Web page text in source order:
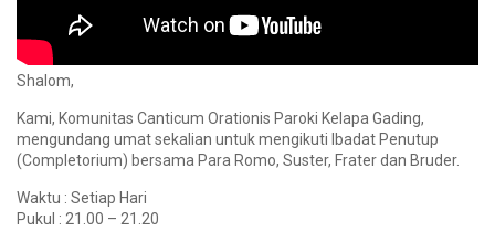
Shalom,
Kami, Komunitas Canticum Orationis Paroki Kelapa Gading,
mengundang umat sekalian untuk mengikuti Ibadat Penutup
(Completorium) bersama Para Romo, Suster, Frater dan Bruder.
Waktu : Setiap Hari
Pukul : 21.00 – 21.20